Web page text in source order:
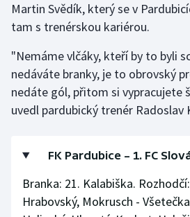
Martin Svědík, který se v
tam s trenérskou kariérou.
"Nemáme vlčáky, kteří by to byli
nedáváte branky, je to obrovský
nedáte gól, přitom si vypracujete
uvedl pardubický trenér Radoslav
FK Pardubice – 1. FC
Branka: 21. Kalabiška.
Hrabovský, Mokrusch -